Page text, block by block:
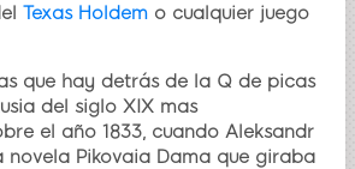
Texas Holdem o cualquier juego
que hay detrás de la Q de picas
del siglo XIX mas
el año 1833, cuando Aleksandr
novela Pikovaia Dama que giraba